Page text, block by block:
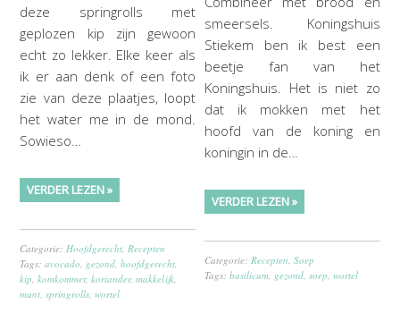
deze springrolls met
geplozen kip zijn gewoon
echt zo lekker. Elke keer als
ik er aan denk of een foto
zie van deze plaatjes, loopt
het water me in de mond.
Sowieso…
VERDER LEZEN »
Categorie:Hoofdgerecht,Recepten
Tags:avocado, gezond,hoofdgerecht,
kip,komkommer,koriander,makkelijk,
munt,springrolls,wortel
smeersels. Koningshuis
Stiekem ben ik best een
beetje fan van het
Koningshuis. Het is niet zo
dat ik mokken met het
hoofd van de koning en
koningin in de…
VERDER LEZEN »
Categorie:Recepten,Soep
Tags:basilicum, gezond,soep,wortel